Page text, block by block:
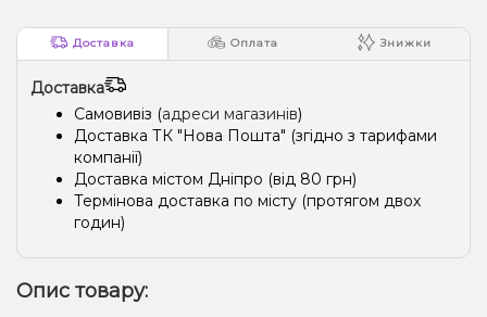
Доставка Оплата Знижки
Доставка
Самовивіз (адреси магазинів)
Доставка ТК "Нова Пошта" (згідно з тарифами
компанії)
Доставка містом Дніпро (від 80 грн)
Термінова доставка по місту (протягом двох
годин)
Опис товару: